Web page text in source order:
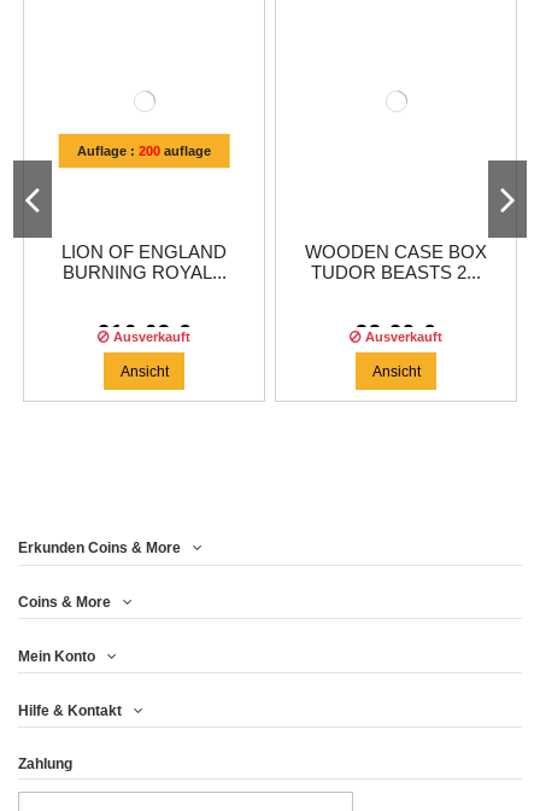
Auflage : 200auflage
LION OF ENGLAND
BURNING ROYAL...
216,63 €
Ausverkauft
Ansicht
WOODEN CASE BOX
TUDOR BEASTS 2...
33,29 €
Ausverkauft
Ansicht
Erkunden Coins & More
Coins & More
Mein Konto
Hilfe & Kontakt
Zahlung